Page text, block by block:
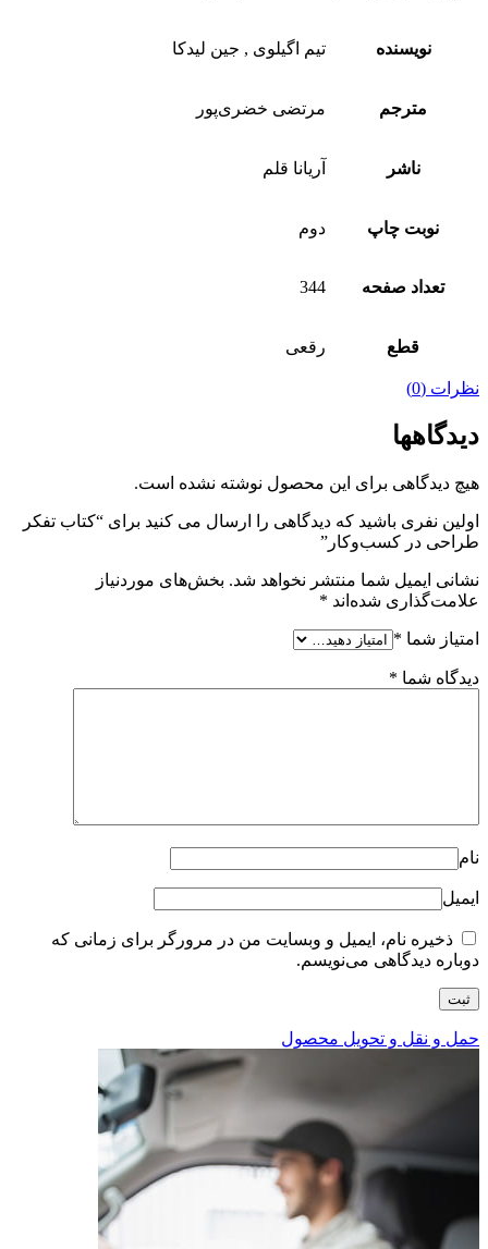
نویسنده تیم اگیلوی , جین لیدکا
مترجم مرتضی خضری‌پور
ناشر آریانا قلم
نوبت چاپ دوم
تعداد صفحه 344
قطع رقعی
نظرات (0)
دیدگاهها
هیچ دیدگاهی برای این محصول نوشته نشده است.
اولین نفری باشید که دیدگاهی را ارسال می کنید برای “کتاب تفکر
طراحی در کسب‌وکار”
نشانی ایمیل شما منتشر نخواهد شد. بخش‌های موردنیاز
علامت‌گذاری شده‌اند *
امتیاز شما *
دیدگاه شما *
نام
ایمیل
ذخیره نام، ایمیل و وبسایت من در مرورگر برای زمانی که
دوباره دیدگاهی می‌نویسم.
حمل و نقل و تحویل محصول